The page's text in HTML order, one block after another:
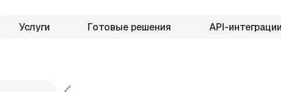
Услуги Готовые решения API-интеграции